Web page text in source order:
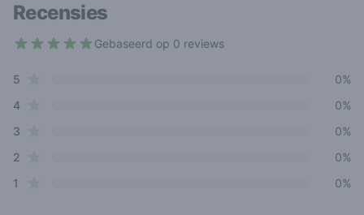
Recensies
Gebaseerd op 0 reviews
Review data
5
0%
4star reviews
0%
3
0%
2
0%
1
0%